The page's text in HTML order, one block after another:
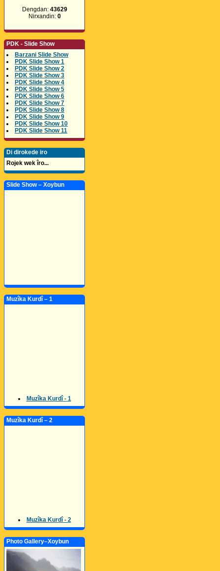
Dengdan: 43629
Nirxandin: 0
PDK - Slide Show
Barzani Slide Show
PDK Slide Show 1
PDK Slide Show 2
PDK Slide Show 3
PDK Slide Show 4
PDK Slide Show 5
PDK Slide Show 6
PDK Slide Show 7
PDK Slide Show 8
PDK Slide Show 9
PDK Slide Show 10
PDK Slide Show 11
Di dirokede iro
Rojek wek îro...
Slide Show – Xoybun
Muzîka Kurdî – 1
Muzîka Kurdî - 1
Muzîka Kurdî – 2
Muzîka Kurdî - 2
Photo Gallery–Xoybun